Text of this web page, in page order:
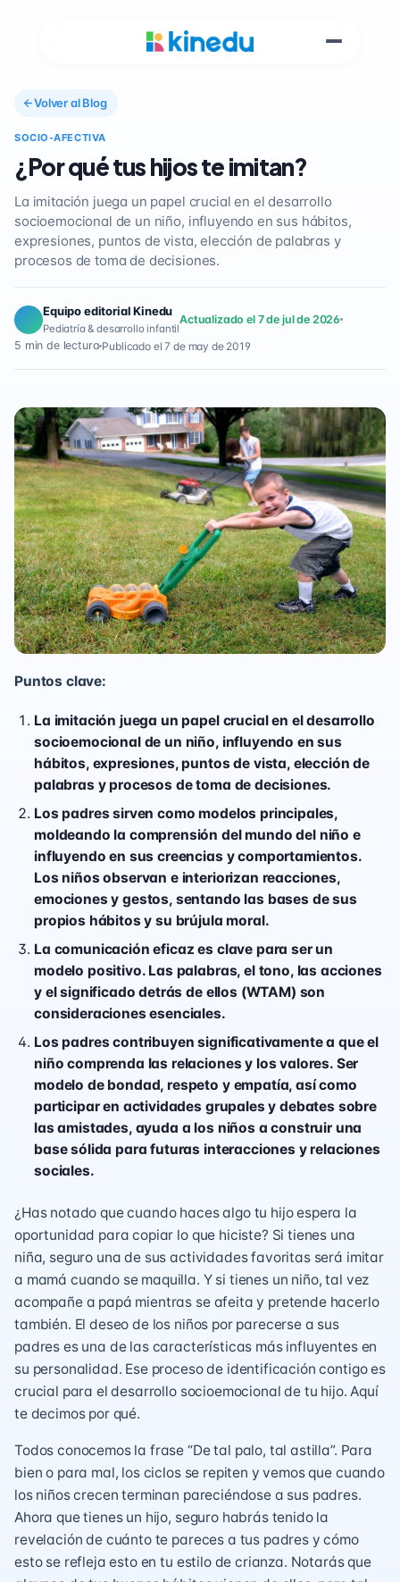
Volver al Blog
SOCIO-AFECTIVA
¿Por qué tus hijos te imitan?
La imitación juega un papel crucial en el desarrollo
socioemocional de un niño, influyendo en sus hábitos,
expresiones, puntos de vista, elección de palabras y
procesos de toma de decisiones.
Equipo editorial Kinedu
Pediatría & desarrollo infantil
Actualizado el 7 de jul de 2026
5 min de lectura Publicado el 7 de may de 2019
Puntos clave:
La imitación juega un papel crucial en el desarrollo
socioemocional de un niño, influyendo en sus
hábitos, expresiones, puntos de vista, elección de
palabras y procesos de toma de decisiones.
Los padres sirven como modelos principales,
moldeando la comprensión del mundo del niño e
influyendo en sus creencias y comportamientos.
Los niños observan e interiorizan reacciones,
emociones y gestos, sentando las bases de sus
propios hábitos y su brújula moral.
La comunicación eficaz es clave para ser un
modelo positivo. Las palabras, el tono, las acciones
y el significado detrás de ellos (WTAM) son
consideraciones esenciales.
Los padres contribuyen significativamente a que el
niño comprenda las relaciones y los valores. Ser
modelo de bondad, respeto y empatía, así como
participar en actividades grupales y debates sobre
las amistades, ayuda a los niños a construir una
base sólida para futuras interacciones y relaciones
sociales.
¿Has notado que cuando haces algo tu hijo espera la
oportunidad para copiar lo que hiciste? Si tienes una
niña, seguro una de sus actividades favoritas será imitar
a mamá cuando se maquilla. Y si tienes un niño, tal vez
acompañe a papá mientras se afeita y pretende hacerlo
también. El deseo de los niños por parecerse a sus
padres es una de las características más influyentes en
su personalidad. Ese proceso de identificación contigo es
crucial para el desarrollo socioemocional de tu hijo. Aquí
te decimos por qué.
Todos conocemos la frase “De tal palo, tal astilla”. Para
bien o para mal, los ciclos se repiten y vemos que cuando
los niños crecen terminan pareciéndose a sus padres.
Ahora que tienes un hijo, seguro habrás tenido la
revelación de cuánto te pareces a tus padres y cómo
esto se refleja esto en tu estilo de crianza. Notarás que